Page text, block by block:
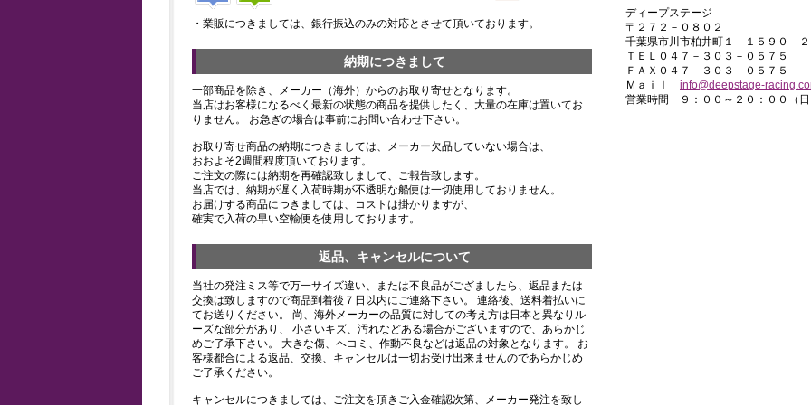
・業販につきましては、銀行振込のみの対応とさせて頂いております。
納期につきまして
一部商品を除き、メーカー（海外）からのお取り寄せとなります。
当店はお客様になるべく最新の状態の商品を提供したく、大量の在庫は置いてお
りません。 お急ぎの場合は事前にお問い合わせ下さい。
お取り寄せ商品の納期につきましては、メーカー欠品していない場合は、
おおよそ2週間程度頂いております。
ご注文の際には納期を再確認致しまして、ご報告致します。
当店では、納期が遅く入荷時期が不透明な船便は一切使用しておりません。
お届けする商品につきましては、コストは掛かりますが、
確実で入荷の早い空輸便を使用しております。
返品、キャンセルについて
当社の発注ミス等で万一サイズ違い、または不良品がござましたら、返品または
交換は致しますので商品到着後７日以内にご連絡下さい。 連絡後、送料着払いに
てお送りください。 尚、海外メーカーの品質に対しての考え方は日本と異なりル
ーズな部分があり、 小さいキズ、汚れなどある場合がございますので、あらかじ
めご了承下さい。 大きな傷、ヘコミ、作動不良などは返品の対象となります。 お
客様都合による返品、交換、キャンセルは一切お受け出来ませんのであらかじめ
ご了承ください。
キャンセルにつきましては、ご注文を頂きご入金確認次第、メーカー発注を致し
ディープステージ
〒２７２－０８０２
千葉県市川市柏井町１－１５９０－２
ＴＥＬ０４７－３０３－０５７５
ＦＡＸ０４７－３０３－０５７５
Ｍａｉｌ info@deepstage-
営業時間 ９：００～２０：００（日